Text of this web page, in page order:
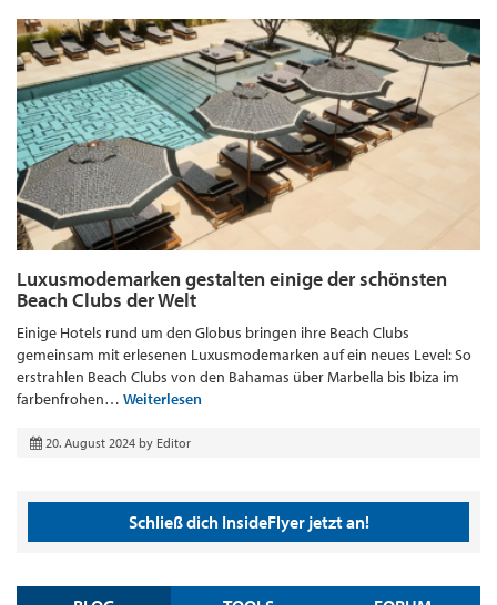
Luxusmodemarken gestalten einige der schönsten
Beach Clubs der Welt
Einige Hotels rund um den Globus bringen ihre Beach Clubs
gemeinsam mit erlesenen Luxusmodemarken auf ein neues Level: So
erstrahlen Beach Clubs von den Bahamas über Marbella bis Ibiza im
farbenfrohen… Weiterlesen
20. August 2024 by Editor
Schließ dich InsideFlyer jetzt an!